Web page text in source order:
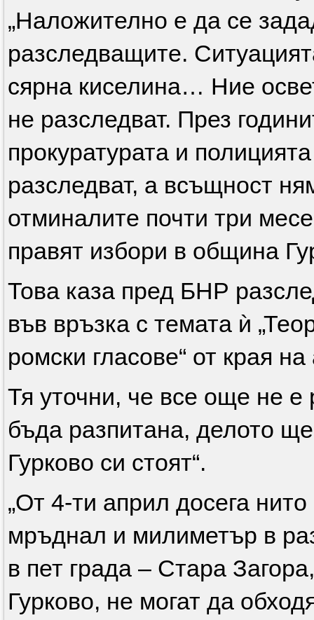
„Наложително е да се
разследващите.
сярна киселина… Ние
не разследват. През
прокуратурата и
разследват, а всъщност
отминалите почти три
правят избори в община
Това каза пред БНР
във връзка с темата ѝ
ромски гласове“ от края
Тя уточни, че все още не е
бъда разпитана, делото
Гурково си стоят“.
„От 4-ти април досега
мръднал и милиметър в
в пет града – Стара
Гурково, не могат да